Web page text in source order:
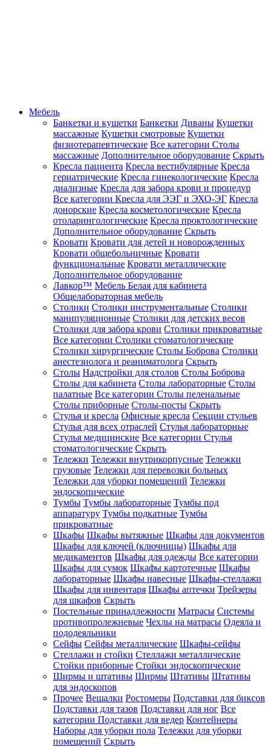
Мебель
Банкетки и кушетки Банкетки Диваны Кушетки
массажные Кушетки смотровые Кушетки
физиотерапевтические Все категории Столы
массажные Дополнительное оборудование Скрыть
Кресла пациента Кресла вестибулярные Кресла
гериатрические Кресла гинекологические Кресла
диализные Кресла для забора крови и процедур
Все категории Кресла для ЭЭГ и ЭХО-ЭГ Кресла
донорские Кресла косметологические Кресла
отоларингологические Кресла проктологические
Дополнительное оборудование Скрыть
Кровати Кровати для детей и новорожденных
Кровати общебольничные Кровати
функциональные Кровати металлические
Дополнительное оборудование
Лавкор™ Мебель Белая для кабинета
Общелабораторная мебель
Столики Столики инструментальные Столики
манипуляционные Столики для детских весов
Столики для забора крови Столики прикроватные
Все категории Столики стоматологические
Столики хирургические Столы Боброва Столики
анестезиолога и реаниматолога Скрыть
Столы Надстройки для столов Столы Боброва
Столы для кабинета Столы лабораторные Столы
палатные Все категории Столы пеленальные
Столы приборные Столы-посты Скрыть
Стулья и кресла Офисные кресла Секции стульев
Стулья для всех отраслей Стулья лабораторные
Стулья медицинские Все категории Стулья
стоматологические Скрыть
Тележки Тележки внутрикорпусные Тележки
грузовые Тележки для перевозки больных
Тележки для уборки помещений Тележки
эндоскопические
Тумбы Тумбы лабораторные Тумбы под
аппаратуру Тумбы подкатные Тумбы
прикроватные
Шкафы Шкафы вытяжные Шкафы для документов
Шкафы для ключей (ключницы) Шкафы для
медикаментов Шкафы для одежды Все категории
Шкафы для сумок Шкафы картотечные Шкафы
лабораторные Шкафы навесные Шкафы-стеллажи
Шкафы для инвентаря Шкафы аптечки Трейзеры
для шкафов Скрыть
Постельные принадлежности Матрасы Системы
противопролежневые Чехлы на матрасы Одеяла и
пододеяльники
Сейфы Сейфы металлические Шкафы-сейфы
Стеллажи и стойки Стеллажи металлические
Стойки приборные Стойки эндоскопические
Ширмы и штативы Ширмы Штативы Штативы
для эндоскопов
Прочее Вешалки Ростомеры Подставки для биксов
Подставки для тазов Подставки для ног Все
категории Подставки для ведер Контейнеры
Наборы для уборки пола Тележки для уборки
помещений Скрыть